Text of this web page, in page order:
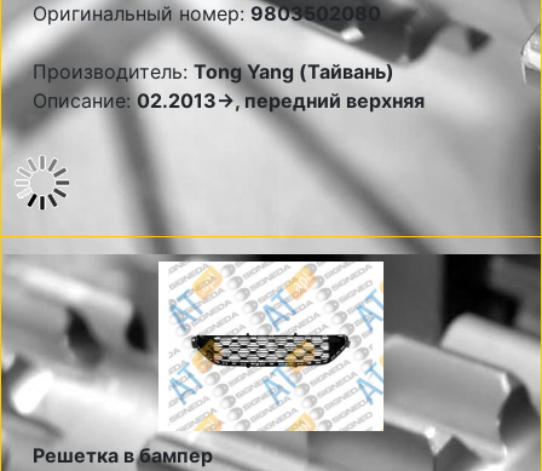
Оригинальный номер: 9803502080
Производитель: Tong Yang (Тайвань)
Описание:02.2013->, передний верхняя
Решетка в бампер